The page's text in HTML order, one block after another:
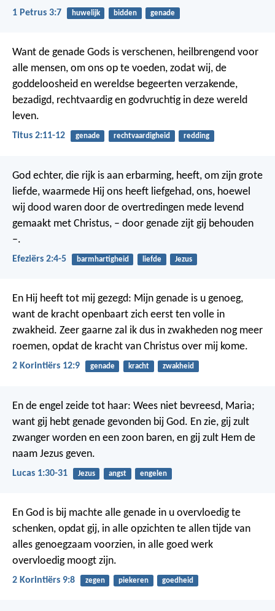
1 Petrus 3:7 huwelijk bidden genade
Want de genade Gods is verschenen, heilbrengend voor
alle mensen, om ons op te voeden, zodat wij, de
goddeloosheid en wereldse begeerten verzakende,
bezadigd, rechtvaardig en godvruchtig in deze wereld
leven.
Titus 2:11-12 genade rechtvaardigheid redding
God echter, die rijk is aan erbarming, heeft, om zijn grote
liefde, waarmede Hij ons heeft liefgehad, ons, hoewel
wij dood waren door de overtredingen mede levend
gemaakt met Christus, – door genade zijt gij behouden
–.
Efeziërs 2:4-5 barmhartigheid liefde Jezus
En Hij heeft tot mij gezegd: Mijn genade is u genoeg,
want de kracht openbaart zich eerst ten volle in
zwakheid. Zeer gaarne zal ik dus in zwakheden nog meer
roemen, opdat de kracht van Christus over mij kome.
2 Korintiërs 12:9 genade kracht zwakheid
En de engel zeide tot haar: Wees niet bevreesd, Maria;
want gij hebt genade gevonden bij God. En zie, gij zult
zwanger worden en een zoon baren, en gij zult Hem de
naam Jezus geven.
Lucas 1:30-31 Jezus angst engelen
En God is bij machte alle genade in u overvloedig te
schenken, opdat gij, in alle opzichten te allen tijde van
alles genoegzaam voorzien, in alle goed werk
overvloedig moogt zijn.
2 Korintiërs 9:8 zegen piekeren goedheid